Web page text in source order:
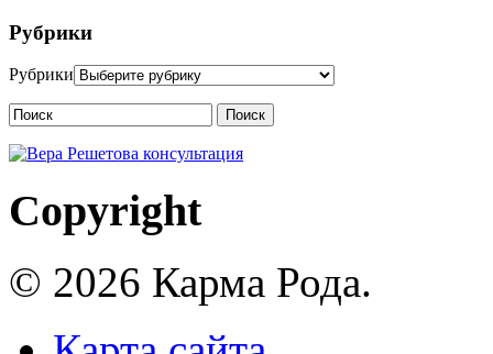
Рубрики
Рубрики
Поиск
Copyright
© 2026 Карма Рода.